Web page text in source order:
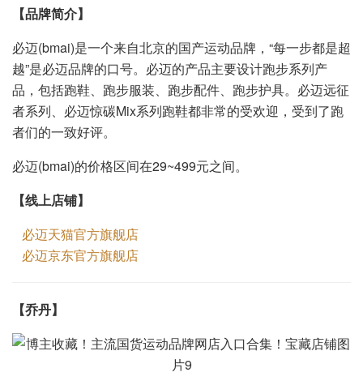
【品牌简介】
必迈(bmai)是一个来自北京的国产运动品牌，“每一步都是超
越”是必迈品牌的口号。必迈的产品主要设计跑步系列产
品，包括跑鞋、跑步服装、跑步配件、跑步护具。必迈远征
者系列、必迈惊碳Mix系列跑鞋都非常的受欢迎，受到了跑
者们的一致好评。
必迈(bmai)的价格区间在29~499元之间。
【线上店铺】
必迈天猫官方旗舰店
必迈京东官方旗舰店
【乔丹】